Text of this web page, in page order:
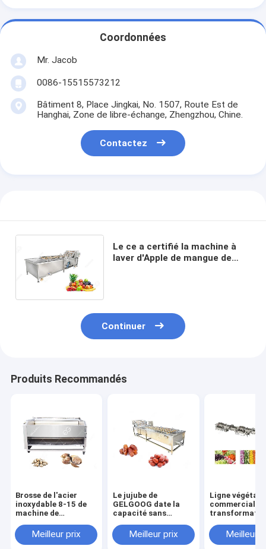
Coordonnées
Mr. Jacob
0086-15515573212
Bâtiment 8, Place Jingkai, No. 1507, Route Est de
Hanghai, Zone de libre-échange, Zhengzhou, Chine.
Contactez
Le ce a certifié la machine à
laver d'Apple de mangue de
Continuer
Produits Recommandés
Brosse de l'acier
inoxydable 8-15 de
machine de
du poisson de fruits
de mer de GELGOOG
Meilleur prix
Le jujube de
GELGOOG date la
capacité sans
de machine à laver
de fruit
Meilleur prix
Ligne végétale
commerciale
d'équipement
lavage de
Meilleur